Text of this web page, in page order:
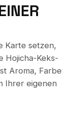
Karte setzen,
Hojicha-Keks-
Aroma, Farbe
Ihrer eigenen